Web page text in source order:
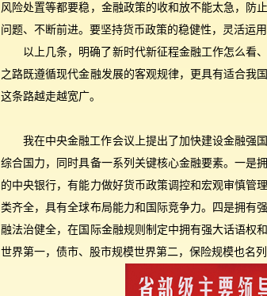
风险处置等都要稳，金融政策的收和放不能太急，防
问题、不断前进。要坚持货币政策的稳健性，灵活运
以上几条，明确了新时代新征程金融工作怎么看
之路既遵循现代金融发展的客观规律，更具有适合我
这条路越走越宽广。
我在中央金融工作会议上提出了加快建设金融强
综合国力，同时具备一系列关键核心金融要素。一是
的中央银行，有能力做好货币政策调控和宏观审慎管
类齐全，具有全球布局能力和国际竞争力。四是拥有
融法治健全，在国际金融规则制定中拥有强大话语权
世界第一，债市、股市规模世界第二，保险规模也名